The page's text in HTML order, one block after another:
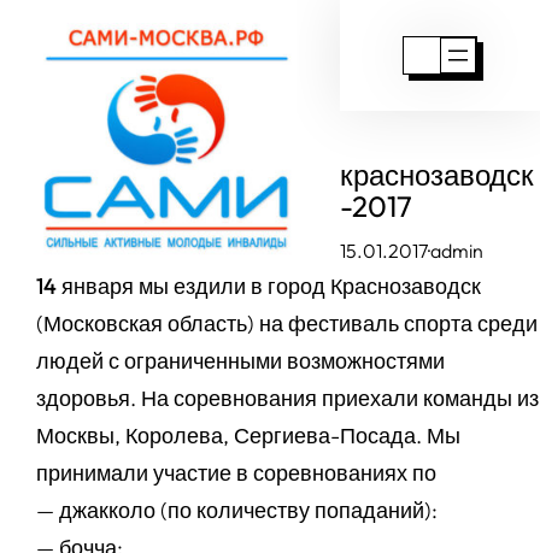
содержимому
краснозаводск
-2017
15.01.2017·admin
14 января мы ездили в город Краснозаводск
(Московская область) на фестиваль спорта среди
людей с ограниченными возможностями
здоровья. На соревнования приехали команды из
Москвы, Королева, Сергиева-Посада. Мы
принимали участие в соревнованиях по
— джакколо (по количеству попаданий):